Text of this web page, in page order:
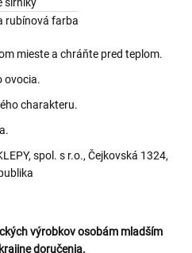
rubínová farba
mieste a chráňte pred teplom.
ovocia.
charakteru.
spol. s r.o., Čejkovská 1324,
výrobkov osobám mladším
doručenia.